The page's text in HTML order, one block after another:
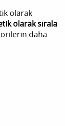
olarak
olarak sırala
daha